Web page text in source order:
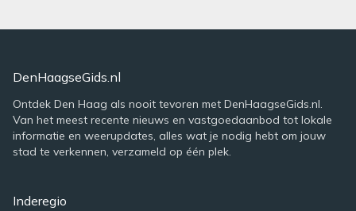
DenHaagseGids.nl
Ontdek Den Haag als nooit tevoren met DenHaagseGids.nl.
Van het meest recente nieuws en vastgoedaanbod tot lokale
informatie en weerupdates, alles wat je nodig hebt om jouw
stad te verkennen, verzameld op één plek.
Inderegio